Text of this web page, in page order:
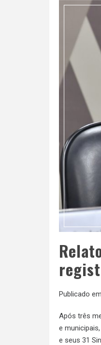
Publicado
Após três
e
e seus 31